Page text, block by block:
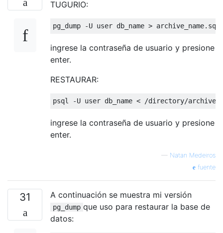
TUGURIO:
pg_dump -U user db_name > archive_name. sql
ingrese la contraseña de usuario y presione
enter.
RESTAURAR:
psql -U user db_name < /directory/archive
ingrese la contraseña de usuario y presione
enter.
— Natan Medeiros
fuente
31 A continuación se muestra mi versión
pg_dump que uso para restaurar la base de
datos: